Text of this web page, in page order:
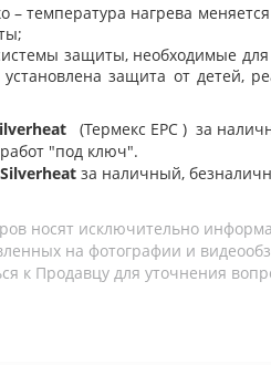
– температура нагрева
защиты, необходимые
защита от детей,
(Термекс ЕРС ) за
"под ключ".
за наличный,
носят исключительно
на фотографии и
к Продавцу для уточнения